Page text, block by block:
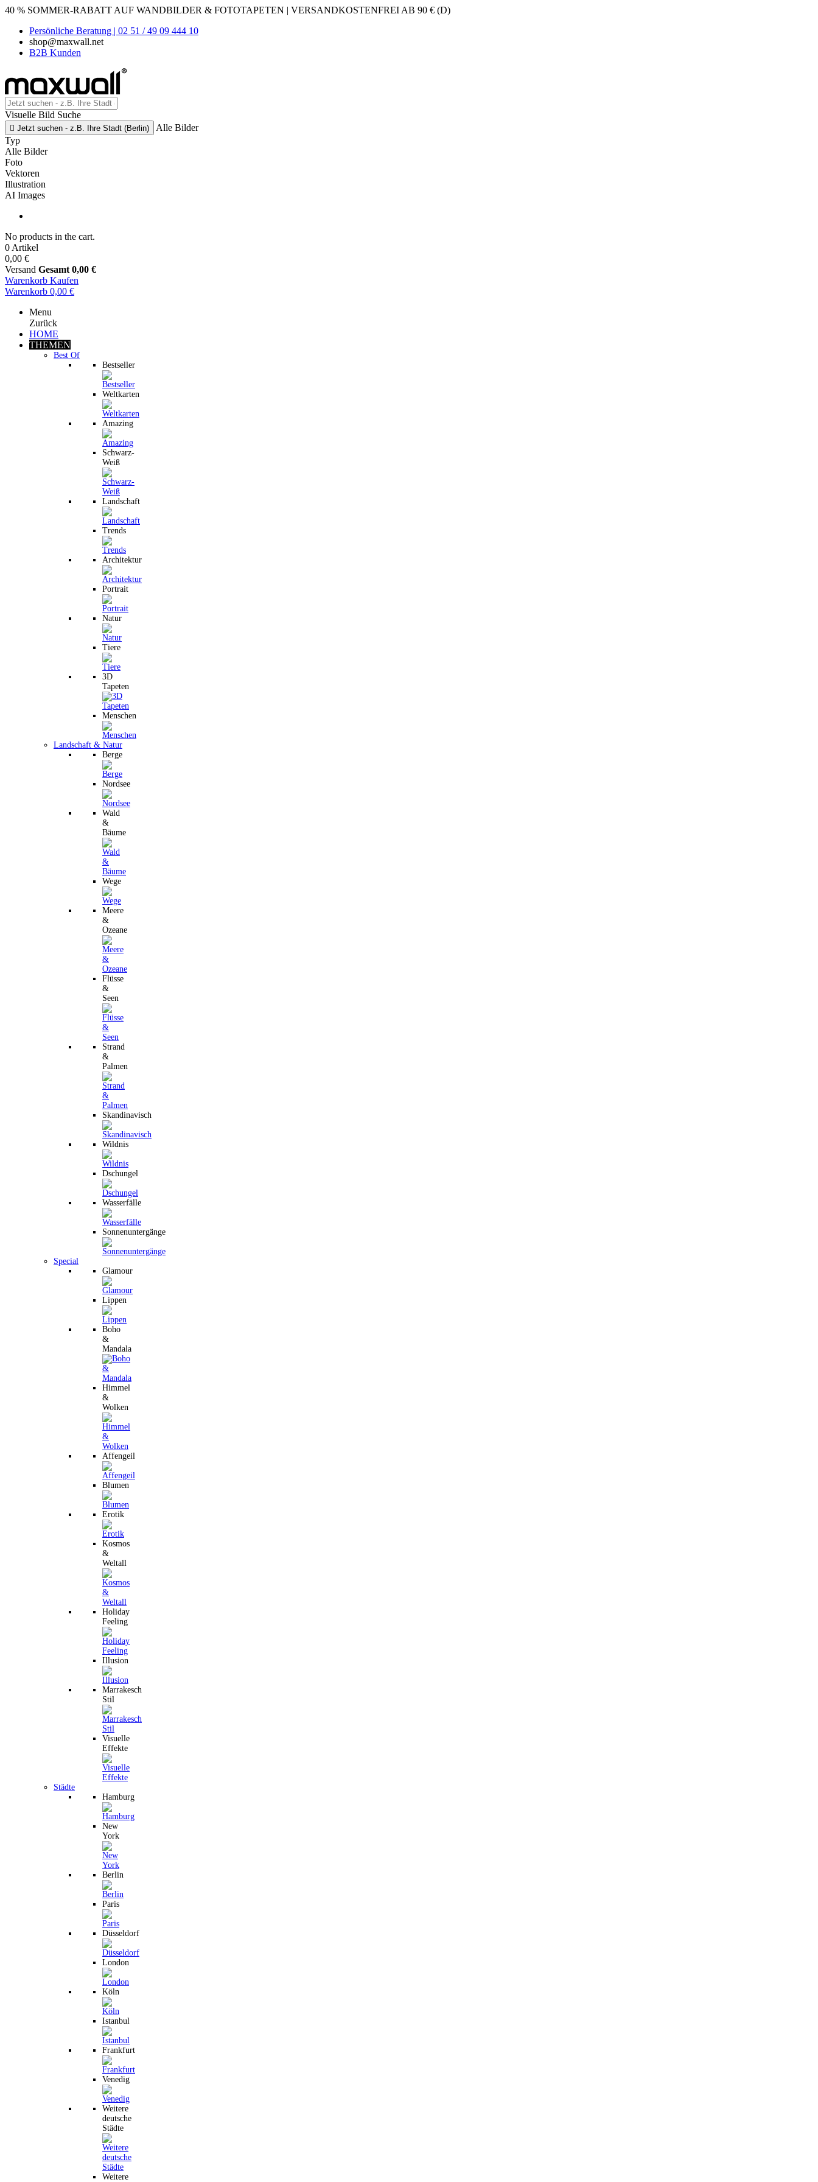
40 % SOMMER-RABATT AUF WANDBILDER & FOTOTAPETEN | VERSANDKOSTENFREI AB 90 € (D)
Persönliche Beratung | 02 51 / 49 09 444 10
shop@maxwall.net
B2B Kunden
Visuelle Bild Suche
 Jetzt suchen - z.B. Ihre Stadt (Berlin)
Alle Bilder
Typ
Alle Bilder
Foto
Vektoren
Illustration
AI Images
No products in the cart.
0 Artikel
0,00 €
Versand Gesamt 0,00 €
Warenkorb Kaufen
Warenkorb 0,00 €
Menu
Zurück
HOME
THEMEN
Best Of
Bestseller
Weltkarten
Amazing
Schwarz-
Weiß
Landschaft
Trends
Architektur
Portrait
Natur
Tiere
3D
Tapeten
Menschen
Landschaft & Natur
Berge
Nordsee
Wald
&
Bäume
Wege
Meere
&
Ozeane
Flüsse
&
Seen
Strand
&
Palmen
Skandinavisch
Wildnis
Dschungel
Wasserfälle
Sonnenuntergänge
Special
Glamour
Lippen
Boho
&
Mandala
Himmel
&
Wolken
Affengeil
Blumen
Erotik
Kosmos
&
Weltall
Holiday
Feeling
Illusion
Marrakesch
Stil
Visuelle
Effekte
Städte
Hamburg
New
York
Berlin
Paris
Düsseldorf
London
Köln
Istanbul
Frankfurt
Venedig
Weitere
deutsche
Städte
Weitere